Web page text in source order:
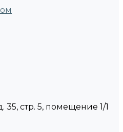
35, стр. 5, помещение 1/1